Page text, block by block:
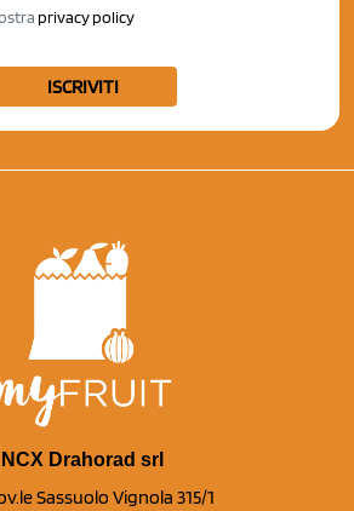
privacy policy
ISCRIVITI
NCX Drahorad srl
Sassuolo Vignola 315/1